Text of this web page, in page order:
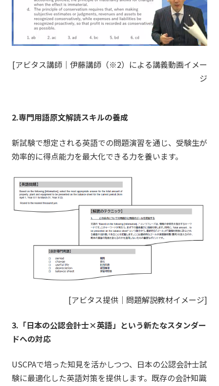
[アビタス講師 ｜伊藤講師（※2）による講義動画イメー
ジ
2.専門用語原文解読スキルの養成
新試験で想定される英語での問題演習を通じ、受験生が
効率的に得点能力を最大化できる力を養います。
[アビタス提供｜問題解説教材イメージ]
3.「日本の公認会計士×英語」という新たなスタンダー
ドへの対応
USCPAで培った知見を活かしつつ、日本の公認会計士試
験に最適化した英語対策を提供します。既存の会計知識